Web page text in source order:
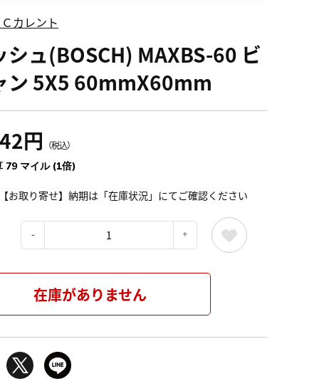
カレント
シュ(BOSCH) MAXBS-60 ビ
ン 5X5 60mmX60mm
円 （税込）
79 マイル (1倍)
お取り寄せ】納期は「在庫状況」にてご確認ください
在庫がありません